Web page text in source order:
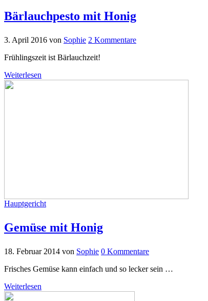
Bärlauchpesto mit Honig
3. April 2016 von Sophie 2 Kommentare
Frühlingszeit ist Bärlauchzeit!
Weiterlesen
Hauptgericht
Gemüse mit Honig
18. Februar 2014 von Sophie 0 Kommentare
Frisches Gemüse kann einfach und so lecker sein …
Weiterlesen